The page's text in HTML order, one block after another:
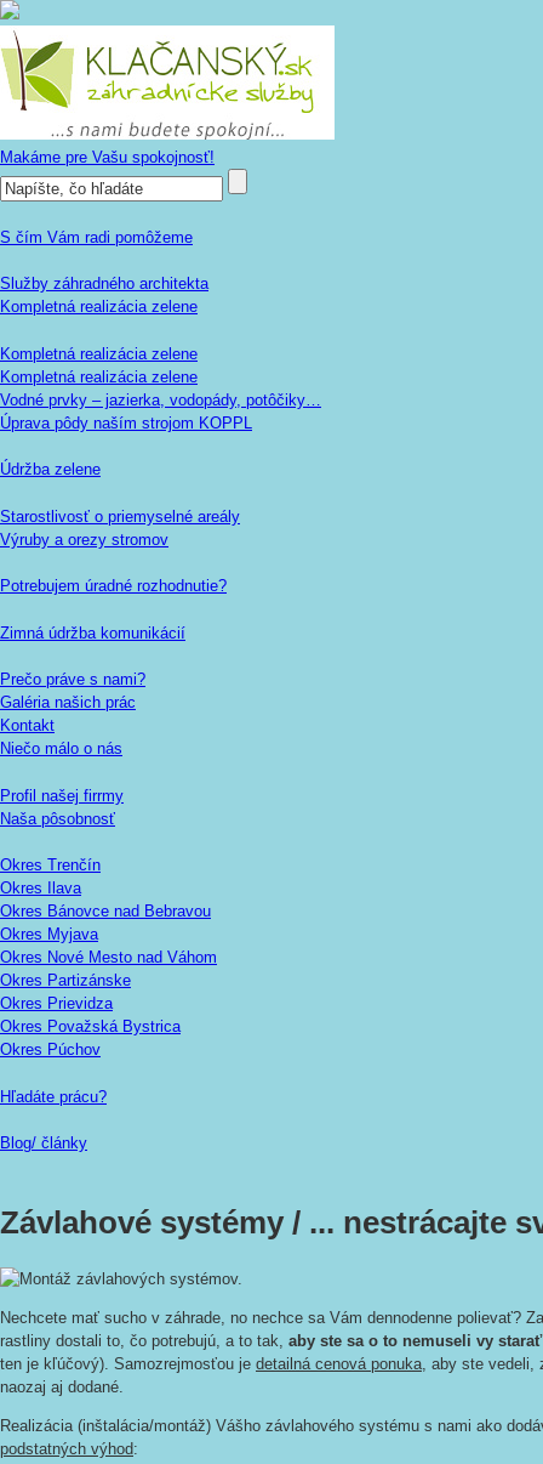
Makáme pre Vašu spokojnosť!
S čím Vám radi pomôžeme
Služby záhradného architekta
Kompletná realizácia zelene
Kompletná realizácia zelene
Kompletná realizácia zelene
Vodné prvky – jazierka, vodopády, potôčiky…
Úprava pôdy naším strojom KOPPL
Údržba zelene
Starostlivosť o priemyselné areály
Výruby a orezy stromov
Potrebujem úradné rozhodnutie?
Zimná údržba komunikácií
Prečo práve s nami?
Galéria našich prác
Kontakt
Niečo málo o nás
Profil našej firrmy
Naša pôsobnosť
Okres Trenčín
Okres Ilava
Okres Bánovce nad Bebravou
Okres Myjava
Okres Nové Mesto nad Váhom
Okres Partizánske
Okres Prievidza
Okres Považská Bystrica
Okres Púchov
Hľadáte prácu?
Blog/ články
Závlahové systémy / ... nestrácajte
Nechcete mať sucho v záhrade, no nechce sa Vám dennodenne polievať?
rastliny dostali to, čo potrebujú, a to tak, aby ste sa o to nemuseli vy starať
ten je kľúčový). Samozrejmosťou je detailná cenová ponuka, aby ste vedeli,
naozaj aj dodané.
Realizácia (inštalácia/montáž) Vášho závlahového systému s nami ako
podstatných výhod: